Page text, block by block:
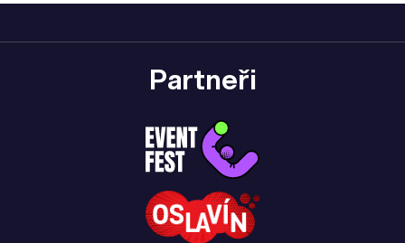
Partneři